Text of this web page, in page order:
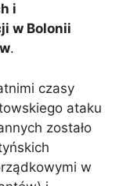
i
w Bolonii
.
czasy
ataku
zostało
w